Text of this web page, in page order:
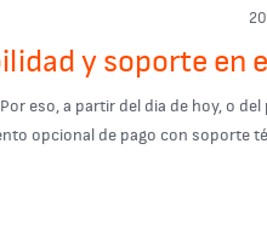
y soporte en
eso, a partir del dia de hoy, o
opcional de pago con soporte